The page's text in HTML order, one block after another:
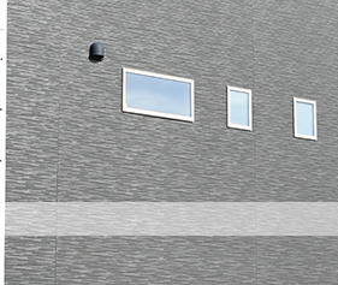
インタビュー
採用情報
会社案内